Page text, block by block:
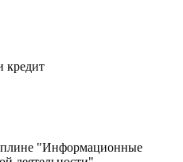
кредит
"Информационные